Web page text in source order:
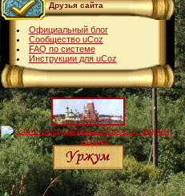
Друзья сайта
Официальный блог
Сообщество uCoz
FAQ по системе
Инструкции для uCoz